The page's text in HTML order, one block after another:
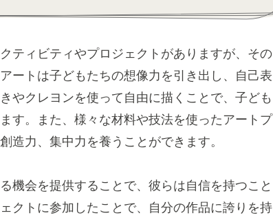
ティビティやプロジェクトがありますが、その
ートは子どもたちの想像力を引き出し、自己表
やクレヨンを使って自由に描くことで、子ども
す。また、様々な材料や技法を使ったアートプ
造力、集中力を養うことができます。
機会を提供することで、彼らは自信を持つこと
クトに参加したことで、自分の作品に誇りを持